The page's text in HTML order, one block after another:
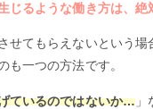
じるような働き方は、絶
せてもらえないという場
も一つの方法です。
ているのではないか…